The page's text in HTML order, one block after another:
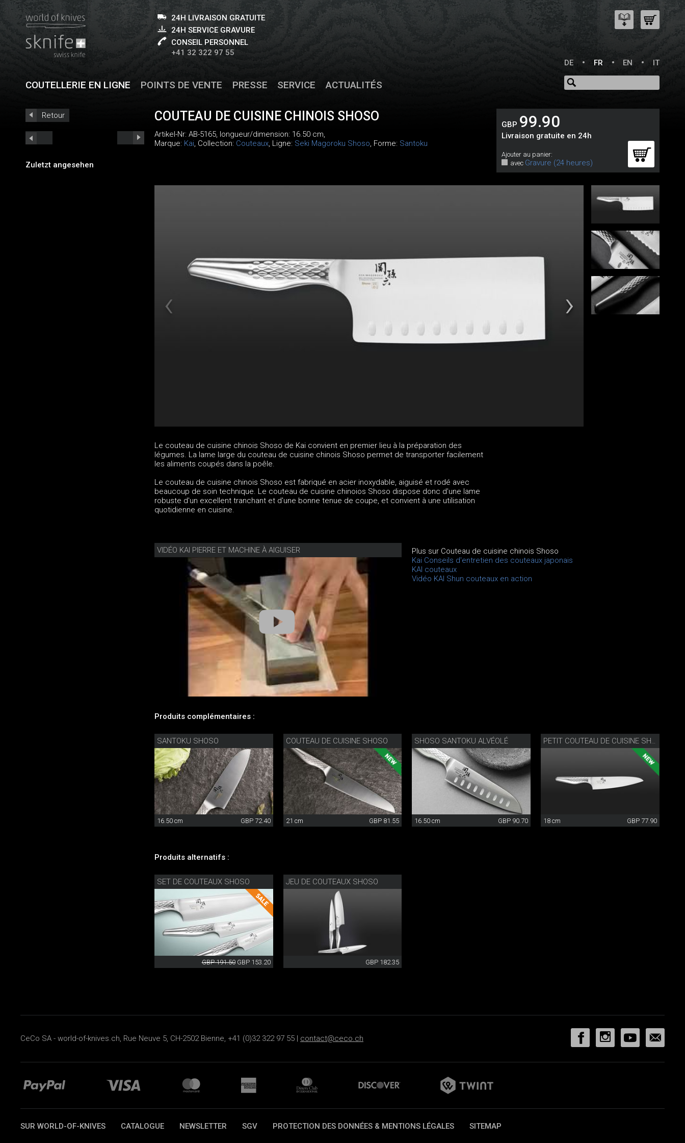
24H LIVRAISON GRATUITE
24H SERVICE GRAVURE
CONSEIL PERSONNEL
+41 32 322 97 55
DE
FR EN IT
COUTELLERIE EN LIGNE POINTS DE VENTE PRESSE SERVICE ACTUALITÉS
Retour
Zuletzt angesehen
COUTEAU DE CUISINE CHINOIS SHOSO
Artikel-Nr: AB-5165, longueur/dimension: 16.50 cm,
Marque: Kai, Collection: Couteaux, Ligne: Seki Magoroku Shoso, Forme: Santoku
GBP 99.90
Livraison gratuite en 24h
Ajouter au panier:
avec Gravure (24 heures)
Le couteau de cuisine chinois Shoso de Kai convient en premier lieu à la préparation des
légumes. La lame large du couteau de cuisine chinois Shoso permet de transporter facilement
les aliments coupés dans la poêle.
Le couteau de cuisine chinois Shoso est fabriqué en acier inoxydable, aiguisé et rodé avec
beaucoup de soin technique. Le couteau de cuisine chinoios Shoso dispose donc d'une lame
robuste d'un excellent tranchant et d'une bonne tenue de coupe, et convient à une utilisation
quotidienne en cuisine.
VIDÉO KAI PIERRE ET MACHINE À AIGUISER
Plus sur Couteau de cuisine chinois Shoso
Kai Conseils d'entretien des couteaux japonais
KAI couteaux
Vidéo KAI Shun couteaux en action
Produits complémentaires :
SANTOKU SHOSO
16.50 cm GBP 72.40
COUTEAU DE CUISINE SHOSO
21 cm GBP 81.55
SHOSO SANTOKU ALVÉOLÉ
16.50 cm GBP 90.70
PETIT COUTEAU DE CUISINE SHOSO
18 cm GBP 77.90
Produits alternatifs :
SET DE COUTEAUX SHOSO
GBP 191.50 GBP 153.20
JEU DE COUTEAUX SHOSO
GBP 182.35
CeCo SA - world-of-knives.ch, Rue Neuve 5, CH-2502 Bienne, +41 (0)32 322 97 55 | contact@ceco.ch
SUR WORLD-OF-KNIVES CATALOGUE NEWSLETTER SGV PROTECTION DES DONNÉES & MENTIONS LÉGALES SITEMAP